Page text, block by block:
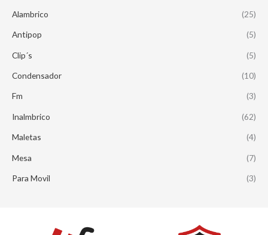
Alambrico (25)
Antipop (5)
Clip´s (5)
Condensador (10)
Fm (3)
Inalmbrico (62)
Maletas (4)
Mesa (7)
Para Movil (3)